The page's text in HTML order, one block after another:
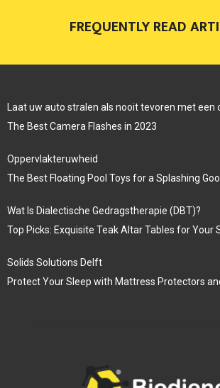
FREQUENTLY READ
Laat uw auto stralen als nooit tevoren met een
The Best Camera Flashes in 2023
Oppervlakteruwheid
The Best Floating Pool Toys for a Splashing
Wat Is Dialectische Gedragstherapie (DBT)?
Top Picks: Exquisite Teak Altar Tables for Your
Solids Solutions Delft
Protect Your Sleep with Mattress Protectors